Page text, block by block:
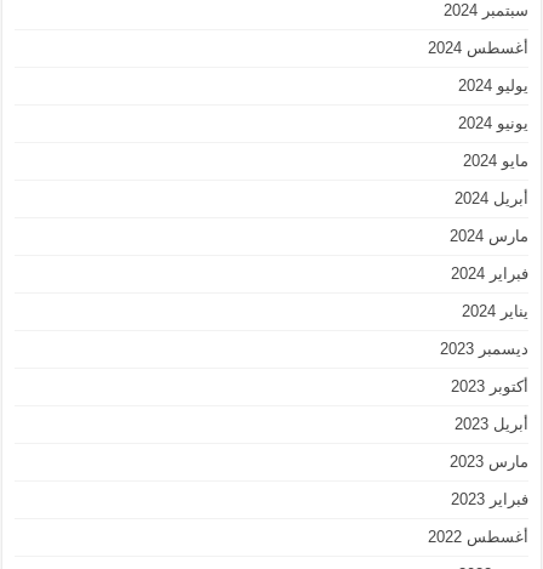
سبتمبر 2024
أغسطس 2024
يوليو 2024
يونيو 2024
مايو 2024
أبريل 2024
مارس 2024
فبراير 2024
يناير 2024
ديسمبر 2023
أكتوبر 2023
أبريل 2023
مارس 2023
فبراير 2023
أغسطس 2022